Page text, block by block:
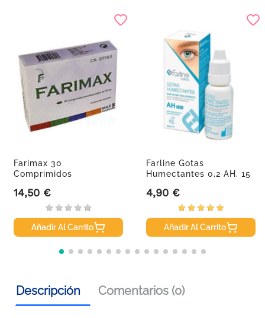
Farimax 30
Comprimidos
Precio
14,50 €
Añadir Al Carrito
Farline Gotas
Humectantes 0,2 AH, 15
Precio
4,90 €
Añadir Al Carrito
Descripción Comentarios (0)